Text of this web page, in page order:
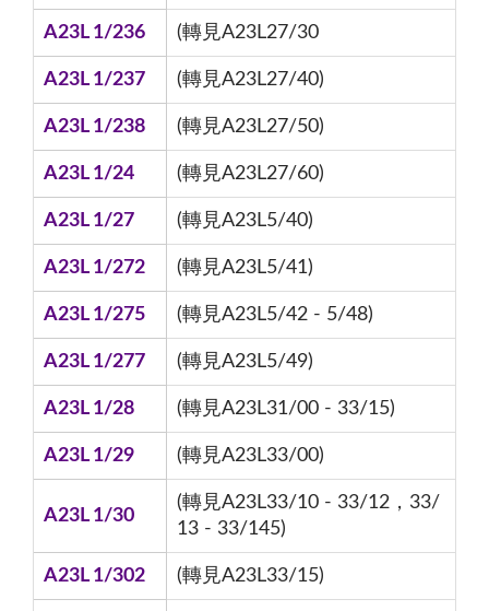
A23L 1/236 (轉見A23L27/30
A23L 1/237 (轉見A23L27/40)
A23L 1/238 (轉見A23L27/50)
A23L 1/24 (轉見A23L27/60)
A23L 1/27 (轉見A23L5/40)
A23L 1/272 (轉見A23L5/41)
A23L 1/275 (轉見A23L5/42 - 5/48)
A23L 1/277 (轉見A23L5/49)
A23L 1/28 (轉見A23L31/00 - 33/15)
A23L 1/29 (轉見A23L33/00)
A23L 1/30
(轉見A23L33/10 - 33/12，33/
13 - 33/145)
A23L 1/302 (轉見A23L33/15)